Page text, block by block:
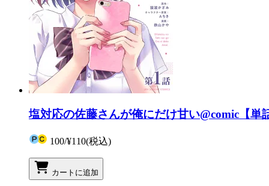
塩対応の佐藤さんが俺にだけ甘い@comic【単
100/¥110(税込)
カートに追加